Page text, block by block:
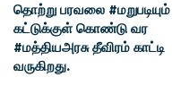
தொற்று பரவலை #மறுபடியும்
கட்டுக்குள் கொண்டு வர
#மத்தியஅரசு தீவிரம் காட்டி
வருகிறது.